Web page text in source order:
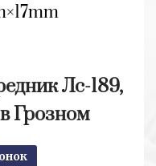
17mm
Лс-189,
Грозном